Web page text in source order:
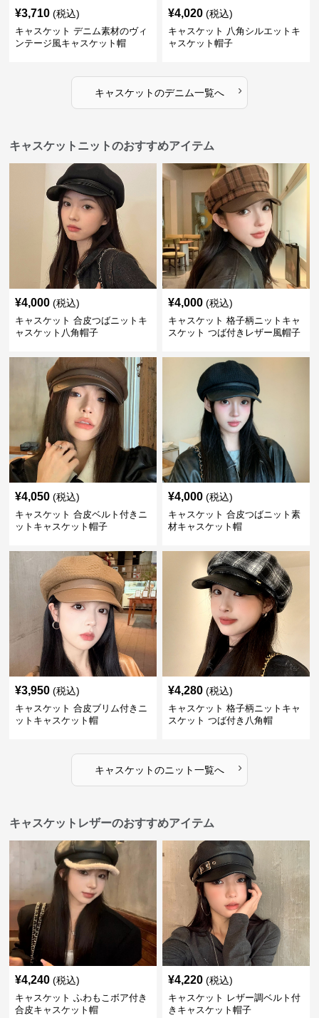
¥3,710 (税込)
キャスケット デニム素材のヴィ
ンテージ風キャスケット帽
¥4,020 (税込)
キャスケット 八角シルエットキ
ャスケット帽子
キャスケットのデニム一覧へ ›
キャスケットニットのおすすめアイテム
¥4,000 (税込)
キャスケット 合皮つばニットキ
ャスケット八角帽子
¥4,000 (税込)
キャスケット 格子柄ニットキャ
スケット つば付きレザー風帽子
¥4,050 (税込)
キャスケット 合皮ベルト付きニ
ットキャスケット帽子
¥4,000 (税込)
キャスケット 合皮つばニット素
材キャスケット帽
¥3,950 (税込)
キャスケット 合皮ブリム付きニ
ットキャスケット帽
¥4,280 (税込)
キャスケット 格子柄ニットキャ
スケット つば付き八角帽
キャスケットのニット一覧へ ›
キャスケットレザーのおすすめアイテム
¥4,240 (税込)
キャスケット ふわもこボア付き
合皮キャスケット帽
¥4,220 (税込)
キャスケット レザー調ベルト付
きキャスケット帽子